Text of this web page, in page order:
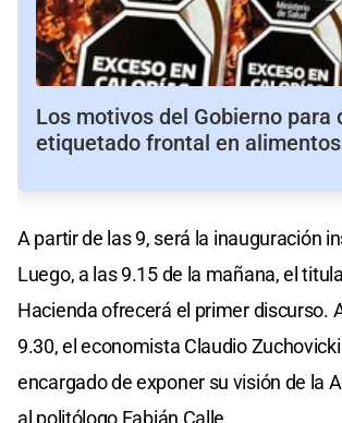
Los motivos del Gobierno para
etiquetado frontal en alimentos
A partir de las 9, será la inauguración
Luego, a las 9.15 de la mañana, el
Hacienda ofrecerá el primer discurso.
9.30, el economista Claudio
encargado de exponer su visión de la
al politólogo Fabián Calle.